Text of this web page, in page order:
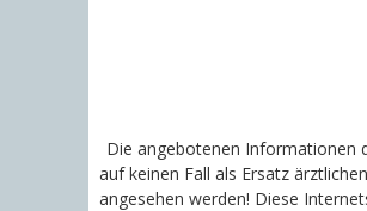
Die angebotenen Informationen
auf keinen Fall als Ersatz
angesehen werden! Diese